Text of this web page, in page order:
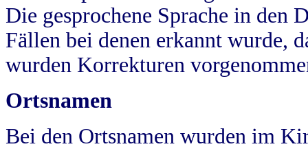
Die gesprochene Sprache in
Fällen bei denen erkannt wurde,
wurden Korrekturen
Ortsnamen
Bei den Ortsnamen wurden im